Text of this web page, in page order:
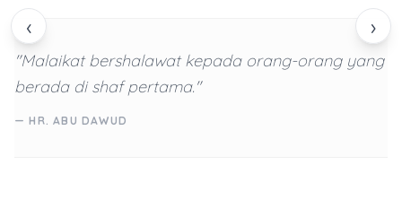
‹ ›
"Malaikat bershalawat kepada orang-orang yang
berada di shaf pertama."
— HR. ABU DAWUD